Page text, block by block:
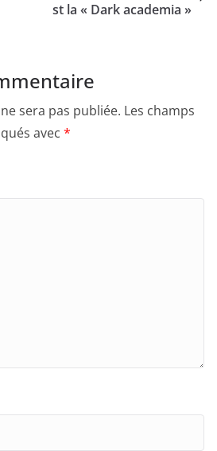
st la « Dark academia »
sera pas publiée. Les champs
avec *